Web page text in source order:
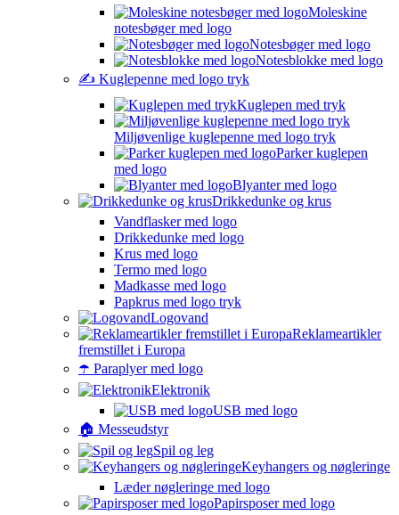
Moleskine
notesbøger med logo
Notesbøger med logo
Notesblokke med logo
✍️ Kuglepenne med logo tryk
Kuglepen med tryk
Miljøvenlige kuglepenne med logo tryk
Parker kuglepen
med logo
Blyanter med logo
Drikkedunke og krus
Vandflasker med logo
Drikkedunke med logo
Krus med logo
Termo med logo
Madkasse med logo
Papkrus med logo tryk
Logovand
Reklameartikler
fremstillet i Europa
☂️ Paraplyer med logo
Elektronik
USB med logo
🏠 Messeudstyr
Spil og leg
Keyhangers og nøgleringe
Læder nøgleringe med logo
Papirsposer med logo